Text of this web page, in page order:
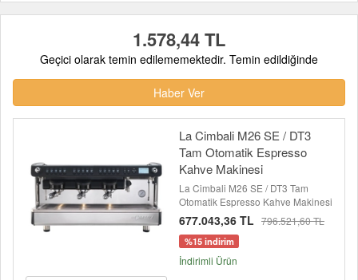
1.578,44 TL
Geçici olarak temin edilememektedir. Temin edildiğinde
Haber Ver
La Cimbali M26 SE / DT3
Tam Otomatik Espresso
Kahve Makinesi
La Cimbali M26 SE / DT3 Tam
Otomatik Espresso Kahve Makinesi
677.043,36 TL 796.521,60 TL
%15 indirim
İndirimli Ürün